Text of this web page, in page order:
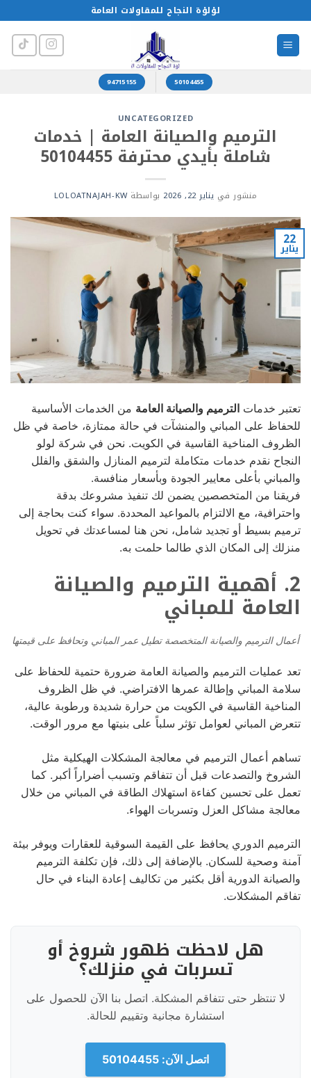
للمحتوى
لؤلؤة النجاح للمقاولات العامة
50104455
94715155
UNCATEGORIZED
الترميم والصيانة العامة | خدمات
شاملة بأيدي محترفة 50104455
منشور في يناير 22, 2026 بواسطةLOLOATNAJAH-KW
22
يناير
تعتبر خدمات الترميم والصيانة العامة من الخدمات الأساسية
للحفاظ على المباني والمنشآت في حالة ممتازة، خاصة في ظل
الظروف المناخية القاسية في الكويت. نحن في شركة لولو
النجاح نقدم خدمات متكاملة لترميم المنازل والشقق والفلل
والمباني بأعلى معايير الجودة وبأسعار منافسة.
فريقنا من المتخصصين يضمن لك تنفيذ مشروعك بدقة
واحترافية، مع الالتزام بالمواعيد المحددة. سواء كنت بحاجة إلى
ترميم بسيط أو تجديد شامل، نحن هنا لمساعدتك في تحويل
منزلك إلى المكان الذي طالما حلمت به.
2. أهمية الترميم والصيانة
العامة للمباني
أعمال الترميم والصيانة المتخصصة تطيل عمر المباني وتحافظ على قيمتها
تعد عمليات الترميم والصيانة العامة ضرورة حتمية للحفاظ على
سلامة المباني وإطالة عمرها الافتراضي. في ظل الظروف
المناخية القاسية في الكويت من حرارة شديدة ورطوبة عالية،
تتعرض المباني لعوامل تؤثر سلباً على بنيتها مع مرور الوقت.
تساهم أعمال الترميم في معالجة المشكلات الهيكلية مثل
الشروخ والتصدعات قبل أن تتفاقم وتسبب أضراراً أكبر. كما
تعمل على تحسين كفاءة استهلاك الطاقة في المباني من خلال
معالجة مشاكل العزل وتسربات الهواء.
الترميم الدوري يحافظ على القيمة السوقية للعقارات ويوفر بيئة
آمنة وصحية للسكان. بالإضافة إلى ذلك، فإن تكلفة الترميم
والصيانة الدورية أقل بكثير من تكاليف إعادة البناء في حال
تفاقم المشكلات.
هل لاحظت ظهور شروخ أو
تسربات في منزلك؟
لا تنتظر حتى تتفاقم المشكلة. اتصل بنا الآن للحصول على
استشارة مجانية وتقييم للحالة.
اتصل الآن: 50104455